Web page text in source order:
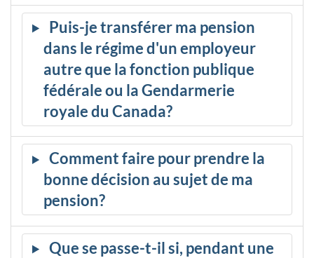
Puis-je transférer ma pension
dans le régime d'un employeur
autre que la fonction publique
fédérale ou la Gendarmerie
royale du Canada?
Comment faire pour prendre la
bonne décision au sujet de ma
pension?
Que se passe-t-il si, pendant une